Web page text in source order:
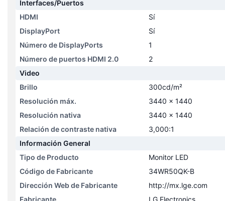
Interfaces/Puertos
HDMI
Sí
DisplayPort
Sí
Número de DisplayPorts
1
Número de puertos HDMI 2.0
2
Video
Brillo
300cd/m²
Resolución máx.
3440 x 1440
Resolución nativa
3440 x 1440
Relación de contraste nativa
3,000:1
Información General
Tipo de Producto
Monitor LED
Código de Fabricante
34WR50QK-B
Dirección Web de Fabricante
http://mx.lge.com